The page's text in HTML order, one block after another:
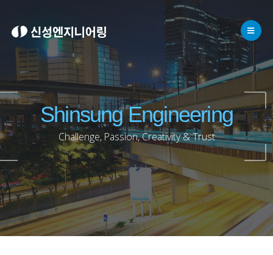
Shinsung Engineering
Challenge, Passion, Creativity & Trust